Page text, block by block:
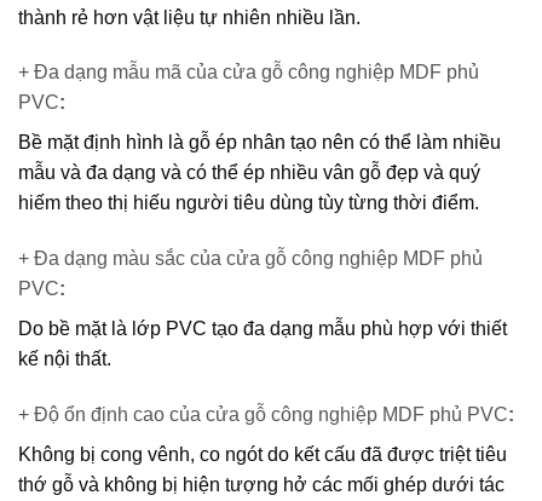
thành rẻ hơn vật liệu tự nhiên nhiều lần.
+ Đa dạng mẫu mã của cửa gỗ công nghiệp MDF phủ
PVC:
Bề mặt định hình là gỗ ép nhân tạo nên có thể làm nhiều
mẫu và đa dạng và có thể ép nhiều vân gỗ đẹp và quý
hiếm theo thị hiếu người tiêu dùng tùy từng thời điểm.
+ Đa dạng màu sắc của cửa gỗ công nghiệp MDF phủ
PVC:
Do bề mặt là lớp PVC tạo đa dạng mẫu phù hợp với thiết
kế nội thất.
+ Độ ổn định cao của cửa gỗ công nghiệp MDF phủ PVC:
Không bị cong vênh, co ngót do kết cấu đã được triệt tiêu
thớ gỗ và không bị hiện tượng hở các mối ghép dưới tác